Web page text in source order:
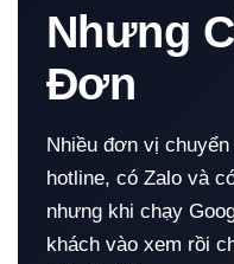
Nhưng
Đơn
Nhiều đơn vị
hotline, có Zalo và
nhưng khi chạy
khách vào xem rồi